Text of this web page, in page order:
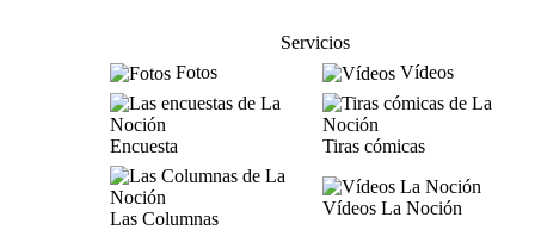
Servicios
Fotos
Vídeos
Encuesta Tiras cómicas
Las Columnas
Vídeos La Noción